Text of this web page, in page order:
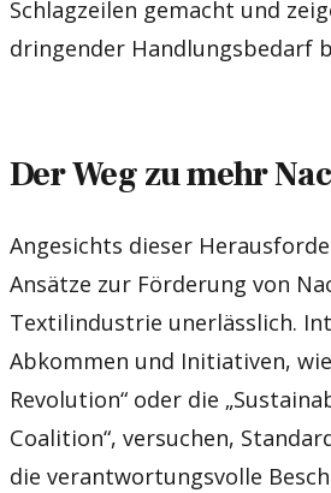
Schlagzeilen gemacht und
dringender Handlungsbedarf
Der Weg zu mehr
Angesichts dieser
Ansätze zur Förderung von
Textilindustrie unerlässlich.
Abkommen und Initiativen,
Revolution“ oder die
Coalition“, versuchen,
die verantwortungsvolle